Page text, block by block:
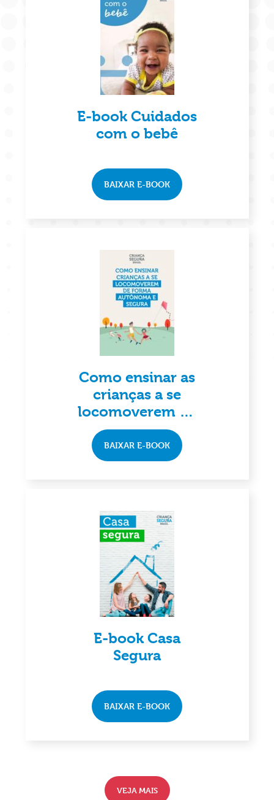
E-book Cuidados
com o bebê
BAIXAR E-BOOK
Como ensinar as
crianças a se
locomoverem de
forma autônoma
e segura
BAIXAR E-BOOK
E-book Casa
Segura
BAIXAR E-BOOK
VEJA MAIS